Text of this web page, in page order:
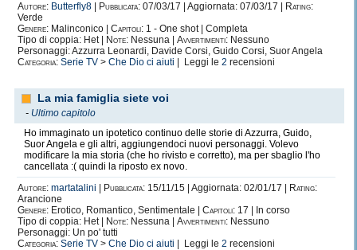
Autore: Butterfly8 Pubblicata: 07/03/17 | Aggiornata: 07/03/17 |
Rating:
Verde
Genere: Malinconico | Capitoli: 1 - One shot | Completa
Tipo di coppia: Het |
Note: Nessuna | Avvertimenti: Nessuno
Personaggi: Azzurra Leonardi, Davide Corsi, Guido Corsi, Suor Angela
Categoria: Serie TV > Che Dio ci aiuti | Leggi le 2 recensioni
La mia famiglia siete voi
- Ultimo capitolo
Ho immaginato un ipotetico continuo delle storie di Azzurra, Guido,
Suor Angela e gli altri, aggiungendoci nuovi personaggi. Volevo
modificare la mia storia (che ho rivisto e corretto), ma per sbaglio l'ho
cancellata :( quindi la riposto ex novo.
Autore: martatalini Pubblicata: 15/11/15 | Aggiornata: 02/01/17 |
Rating:
Arancione
Genere: Erotico, Romantico, Sentimentale | Capitoli: 17 | In corso
Tipo di coppia: Het |
Note: Nessuna | Avvertimenti: Nessuno
Personaggi: Un po' tutti
Categoria: Serie TV > Che Dio ci aiuti | Leggi le 2 recensioni